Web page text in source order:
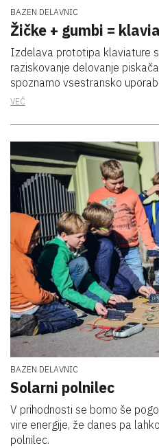
BAZEN DELAVNIC
Žičke + gumbi =
Izdelava prototipa klaviature
raziskovanje delovanje
spoznamo vsestransko
VEČ
BAZEN DELAVNIC
Solarni polnilec
V prihodnosti se bomo še
vire energije, že danes pa
polnilec.